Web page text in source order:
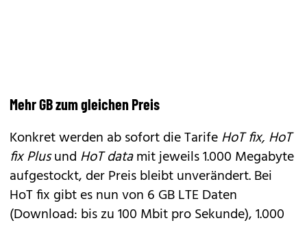
Mehr GB zum gleichen Preis
Konkret werden ab sofort die TarifeHoT fix, HoT
fix Plusund HoT datamit jeweils 1.000 Megabyte
aufgestockt, der Preis bleibt unverändert. Bei
HoT fix gibt es nun von 6 GB LTE Daten
(Download: bis zu 100 Mbit pro Sekunde), 1.000